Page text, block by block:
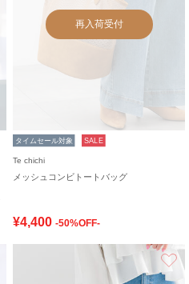
再入荷受付
タイムセール対象 SALE
Te chichi
メッシュコンビトートバッグ
¥4,400 -50%OFF-